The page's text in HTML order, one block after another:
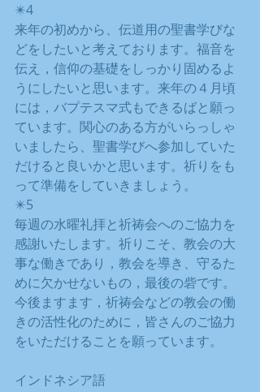
✴️4
来年の初めから、伝道用の聖書学びな
どをしたいと考えております。福音を
伝え，信仰の基礎をしっかり固めるよ
うにしたいと思います。来年の４月頃
には，バプテスマ式もできるばと願っ
ています。関心のある方がいらっしゃ
いましたら、聖書学びへ参加していた
だけると良いかと思います。祈りをも
って準備をしていきましょう。
✴️5
毎週の水曜礼拝と祈祷会へのご協力を
感謝いたします。祈りこそ、教会の大
事な働きであり，教会を導き、守るた
めに欠かせないもの，最後の砦です。
今後ますます，祈祷会などの教会の働
きの活性化のために，皆さんのご協力
をいただけることを願っています。
インドネシア語